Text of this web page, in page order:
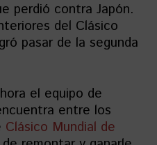
perdió contra Japón.
del Clásico
pasar de la segunda
el equipo de
entre los
Clásico Mundial de